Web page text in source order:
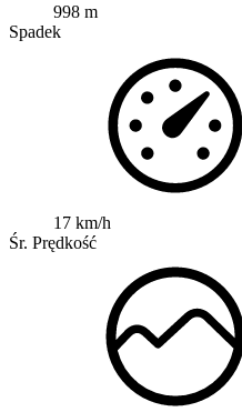
998 m
Spadek
17 km/h
Śr. Prędkość